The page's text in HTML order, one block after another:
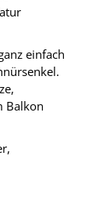
einfach
Balkon
,